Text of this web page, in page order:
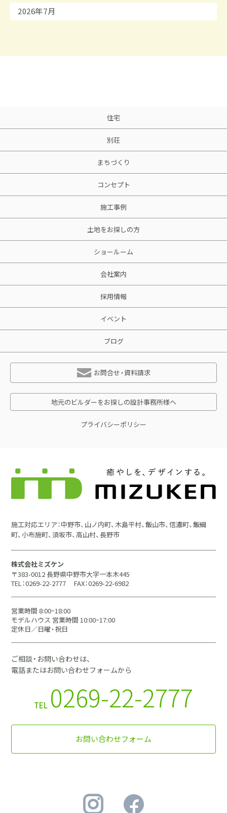
2026年7月
住宅
別荘
まちづくり
コンセプト
施工事例
土地をお探しの方
ショールーム
会社案内
採用情報
イベント
ブログ
お問合せ・資料請求
地元のビルダーをお探しの設計事務所様へ
プライバシーポリシー
施工対応エリア：中野市、山ノ内町、木島平村、飯山市、信濃町、飯綱
町、小布施町、須坂市、高山村、長野市
株式会社ミズケン
〒383-0012 長野県中野市大字一本木445
TEL：0269-22-2777
FAX：0269-22-6982
営業時間 8:00~18:00
モデルハウス 営業時間 10:00~17:00
定休日／日曜・祝日
ご相談・お問い合わせは、
電話またはお問い合わせフォームから
TEL 0269-22-2777
お問い合わせフォーム